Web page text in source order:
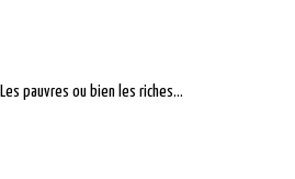
pauvres ou bien les riches...